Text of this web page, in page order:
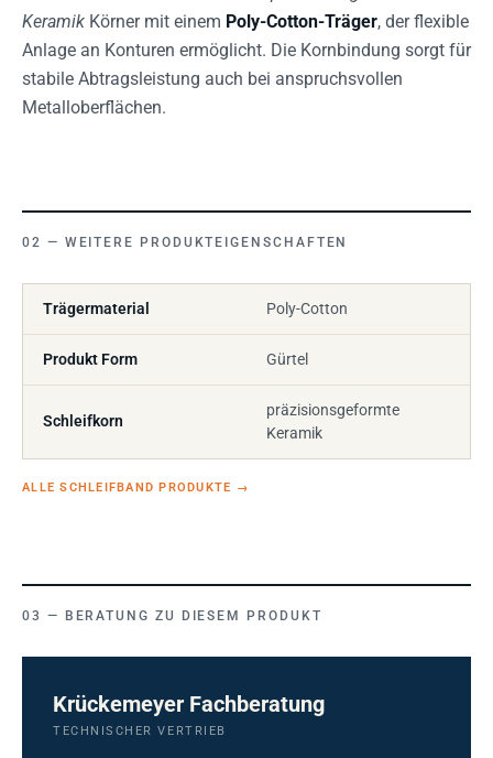
Keramik Körner mit einem Poly-Cotton-Träger, der flexible
Anlage an Konturen ermöglicht. Die Kornbindung sorgt für
stabile Abtragsleistung auch bei anspruchsvollen
Metalloberflächen.
WEITERE PRODUKTEIGENSCHAFTEN
Trägermaterial Poly-Cotton
Produkt Form Gürtel
Schleifkorn
präzisionsgeformte
Keramik
ALLE SCHLEIFBAND PRODUKTE →
BERATUNG ZU DIESEM PRODUKT
Krückemeyer Fachberatung
TECHNISCHER VERTRIEB